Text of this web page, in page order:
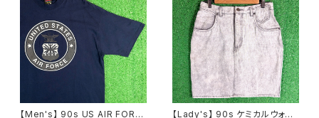
【Men's】 90s US AIR FORC
【Lady's】 90s ケミカルウォッ